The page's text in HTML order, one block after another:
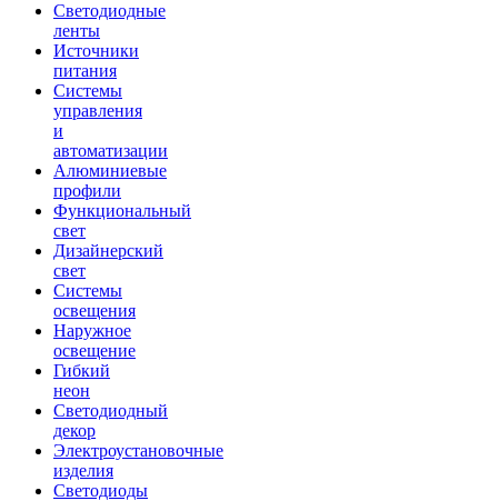
Светодиодные
ленты
Источники
питания
Системы
управления
и
автоматизации
Алюминиевые
профили
Функциональный
свет
Дизайнерский
свет
Системы
освещения
Наружное
освещение
Гибкий
неон
Светодиодный
декор
Электроустановочные
изделия
Светодиоды